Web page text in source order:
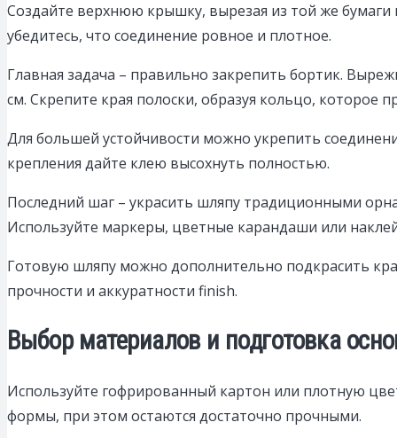
Создайте верхнюю крышку, вырезая из той же бумаги
убедитесь, что соединение ровное и плотное.
Главная задача – правильно закрепить бортик.
см. Скрепите края полоски, образуя кольцо, которое
Для большей устойчивости можно укрепить
крепления дайте клею высохнуть полностью.
Последний шаг – украсить шляпу традиционными
Используйте маркеры, цветные карандаши или
Готовую шляпу можно дополнительно подкрасить
прочности и аккуратности finish.
Выбор материалов и подготовка
Используйте гофрированный картон или плотную
формы, при этом остаются достаточно прочными.